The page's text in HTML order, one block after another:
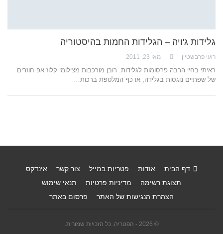
גלידות ג'ויה – הגלידות החמות בהיסטוריה
רועי פרבשטיין מאי 23, 2011
ראיתי בחיי הרבה פרסומות לגלידות. רובן מורכבות מצילומי קלוז אפ חוזרים
של שפתיים נוגסות בגלידה, או כף המלטפת ברכות…
דף הבית אודות פטריות במייל צור קשר
אינדקס
תצוגת רשימה
מדיניות פרטיות
תנאי שימוש
הצהרת הנגישות של האתר
פרסום באתר
© 2026 - הפטריה. כל הזכויות שמורות.